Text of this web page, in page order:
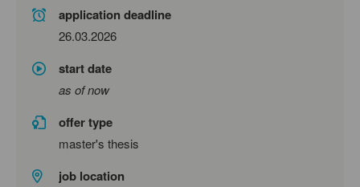
application deadline
26.03.2026
start date
as of now
offer type
master's thesis
job location